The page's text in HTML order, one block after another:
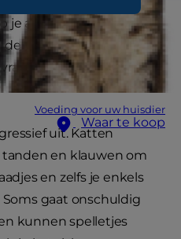
Voeding voor uw huisdier
Waar te koop
je agressief spelen bij
de schrammen om het
je je af: is mijn kat
uit. Katten
en klauwen om
en zelfs je enkels
gaat onschuldig
kunnen spelletjes